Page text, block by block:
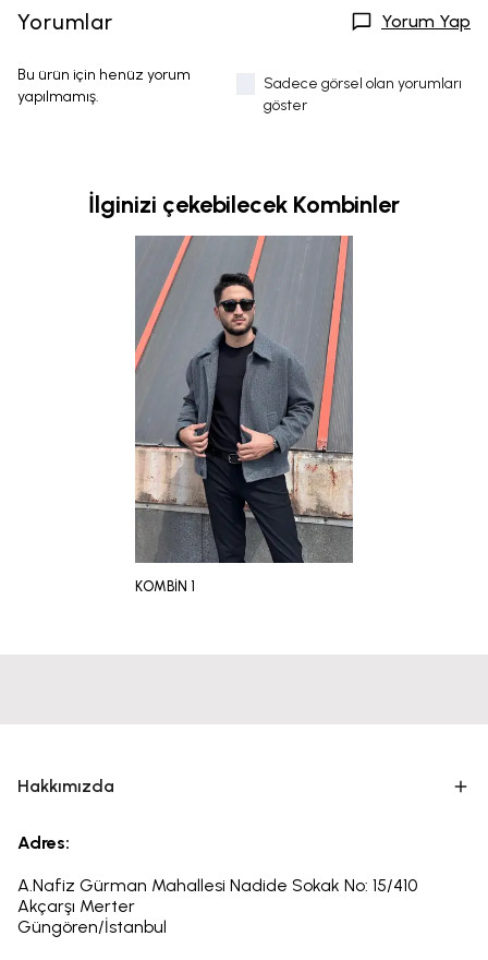
Yorumlar Yorum Yap
Bu ürün için henüz yorum
yapılmamış.
Sadece görsel olan yorumları
göster
İlginizi çekebilecek Kombinler
KOMBİN 1
Hakkımızda
Adres:
A.Nafiz Gürman Mahallesi Nadide Sokak No: 15/410
Akçarşı Merter
Güngören/İstanbul